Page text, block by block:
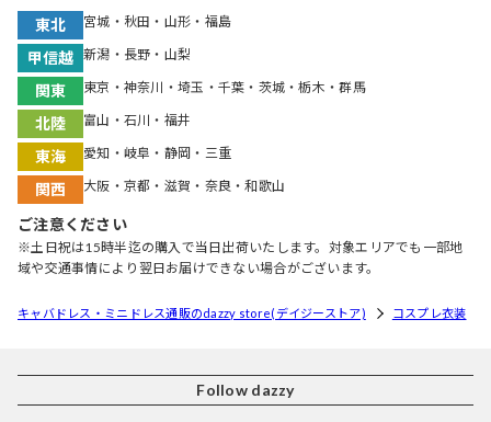
東北 宮城・秋田・山形・福島
甲信越 新潟・長野・山梨
関東 東京・神奈川・埼玉・千葉・茨城・栃木・群馬
北陸 富山・石川・福井
東海 愛知・岐阜・静岡・三重
関西 大阪・京都・滋賀・奈良・和歌山
ご注意ください
※土日祝は15時半迄の購入で当日出荷いたします。対象エリアでも一部地
域や交通事情により翌日お届けできない場合がございます。
キャバドレス・ミニドレス通販のdazzy store(デイジーストア) コスプレ衣装
Follow dazzy